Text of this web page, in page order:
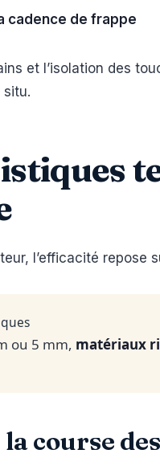
cadence de frappe
et l’isolation des
situ.
l’efficacité repose
ou 5 mm, matériaux
course